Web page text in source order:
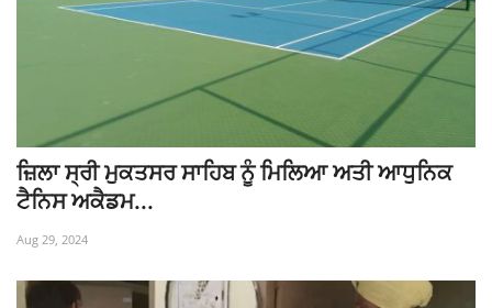
ਜ਼ਿਲਾ ਸ੍ਰੀ ਮੁਕਤਸਰ ਸਾਹਿਬ ਨੂੰ ਮਿਲਿਆ ਅਤੀ ਆਧੁਨਿਕ
ਟੈਨਿਸ ਅਕੈਡਮ...
Aug 29, 2024